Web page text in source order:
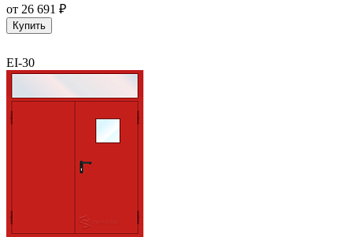
от 26 691 ₽
Купить
EI-30